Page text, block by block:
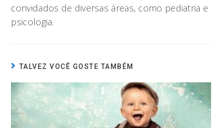
convidados de diversas áreas, como pediatria e
psicologia.
TALVEZ VOCÊ GOSTE TAMBÉM